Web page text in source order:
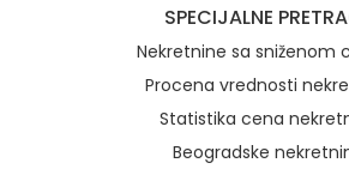
SPECIJALNE
Nekretnine sa sniženom
Procena vrednosti
Statistika cena
Beogradske